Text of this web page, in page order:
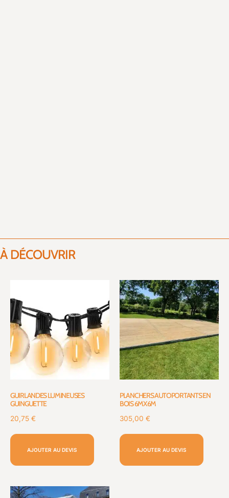
À DÉCOUVRIR
GUIRLANDES LUMINEUSES
GUINGUETTE
20,75 €
AJOUTER AU DEVIS
PLANCHERS AUTOPORTANTS EN
BOIS 6MX6M
305,00 €
AJOUTER AU DEVIS